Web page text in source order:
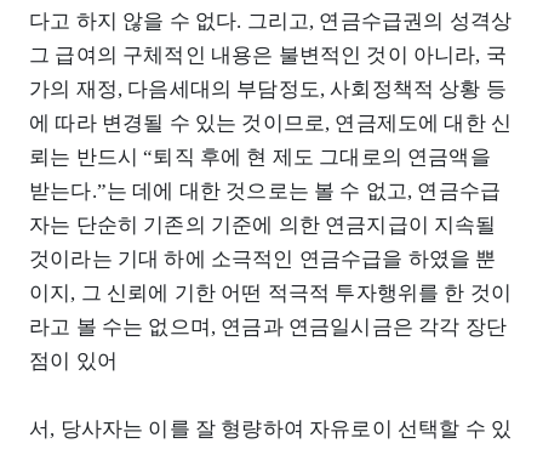
다고 하지 않을 수 없다. 그리고, 연금수급권의 성격상
그 급여의 구체적인 내용은 불변적인 것이 아니라, 국
가의 재정, 다음세대의 부담정도, 사회정책적 상황 등
에 따라 변경될 수 있는 것이므로, 연금제도에 대한 신
뢰는 반드시 “퇴직 후에 현 제도 그대로의 연금액을
받는다.”는 데에 대한 것으로는 볼 수 없고, 연금수급
자는 단순히 기존의 기준에 의한 연금지급이 지속될
것이라는 기대 하에 소극적인 연금수급을 하였을 뿐
이지, 그 신뢰에 기한 어떤 적극적 투자행위를 한 것이
라고 볼 수는 없으며, 연금과 연금일시금은 각각 장단
점이 있어
서, 당사자는 이를 잘 형량하여 자유로이 선택할 수 있